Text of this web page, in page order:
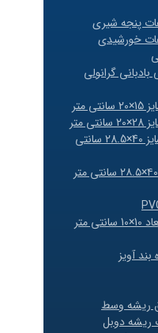
پنجه شیری
خورشیدی
گرانولی
شاسی خام عکس A3 سایز 40×28.5 سانتی
متر
آویز
ریشه وسط
ریشه دوبل